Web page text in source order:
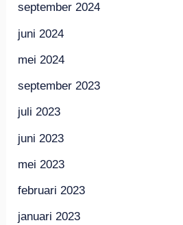
september 2024
juni 2024
mei 2024
september 2023
juli 2023
juni 2023
mei 2023
februari 2023
januari 2023